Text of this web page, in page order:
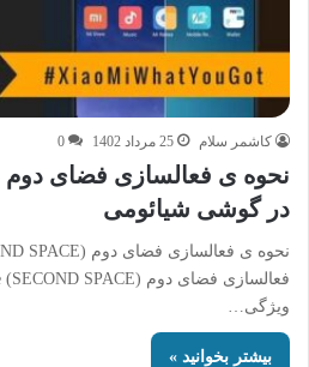
کاشمر سلام 25 مرداد 1402 0
در گوشی شیائومی
ویژگی…
بیشتر بخوانید »